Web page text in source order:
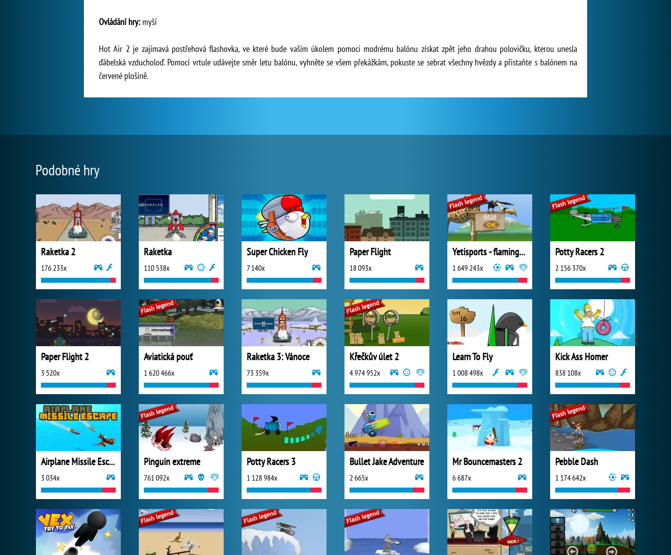
Ovládání hry: myší
Hot Air 2 je zajímavá postřehová flashovka, ve které bude vaším úkolem pomoci modrému balónu získat zpět jeho drahou polovičku, kterou unesla
ďábelská vzducholoď. Pomocí vrtule udávejte směr letu balónu, vyhněte se všem překážkám, pokuste se sebrat všechny hvězdy a přistaňte s balónem na
červené plošině.
Podobné hry
Raketka 2
176 233x
Raketka
110 538x
Super Chicken Fly
7 140x
Paper Flight
18 093x
Yetisports - flamingo drive
1 649 243x
Potty Racers 2
2 156 370x
Paper Flight 2
3 520x
Aviatická pouť
1 620 466x
Raketka 3: Vánoce
73 359x
Křečkův úlet 2
4 974 952x
Learn To Fly
1 008 498x
Kick Ass Homer
838 108x
Airplane Missile Escape
3 034x
Pinguin extreme
761 092x
Potty Racers 3
1 128 984x
Bullet Jake Adventure
2 665x
Mr Bouncemasters 2
6 687x
Pebble Dash
1 174 642x